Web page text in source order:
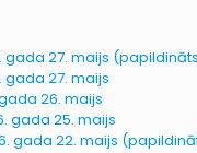
gada 27. maijs
gada 27. maijs
26. maijs
gada 25. maijs
gada 22. maijs